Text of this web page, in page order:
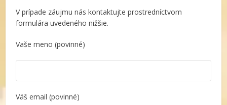
V prípade záujmu nás kontaktujte prostredníctvom
formulára uvedeného nižšie.
Vaše meno (povinné)
Váš email (povinné)